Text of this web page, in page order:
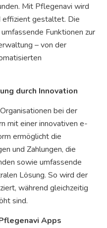
Mit Pflegenavi wird
effizient gestaltet. Die
Funktionen zur
– von der
durch Innovation
bei der
mit einer innovativen e-
ermöglicht die
und Zahlungen, die
sowie umfassende
Lösung. So wird der
während gleichzeitig
sind.
Apps